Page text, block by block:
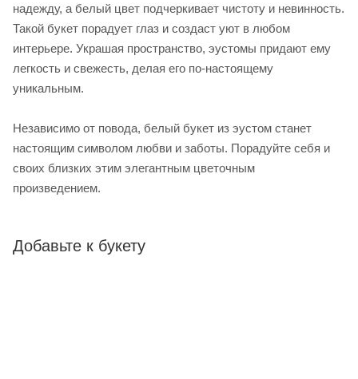
надежду, а белый цвет подчеркивает чистоту и невинность.
Такой букет порадует глаз и создаст уют в любом
интерьере. Украшая пространство, эустомы придают ему
легкость и свежесть, делая его по-настоящему
уникальным.
Независимо от повода, белый букет из эустом станет
настоящим символом любви и заботы. Порадуйте себя и
своих близких этим элегантным цветочным
произведением.
Добавьте к букету